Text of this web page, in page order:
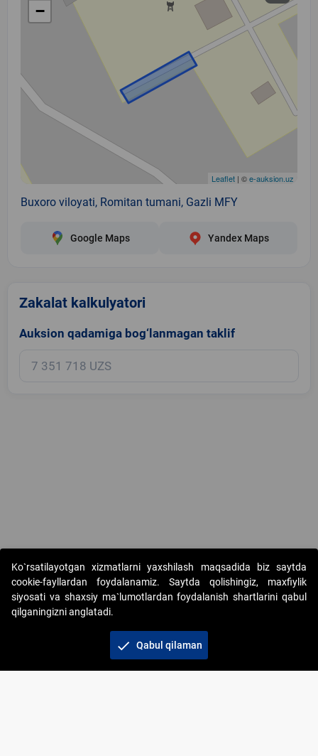
−
Leaflet | ©e-auksion.uz
Buxoro viloyati, Romitan tumani, Gazli MFY
Google Maps Yandex Maps
Zakalat kalkulyatori
Auksion qadamiga bog‘lanmagan taklif
Copyright © 2017-2026. "Elektron onlayn-auksionlarni tashkil etish"
AJ. Barcha huquqlar himoyalangan
+998 71 202-21-11
Ko`rsatilayotgan xizmatlarni yaxshilash maqsadida biz saytda
cookie-fayllardan foydalanamiz. Saytda qolishingiz, maxfiylik
siyosati va shaxsiy ma`lumotlardan foydalanish shartlarini qabul
qilganingizni anglatadi.
check Qabul qilaman